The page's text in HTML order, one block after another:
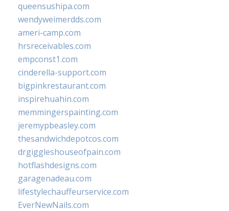
queensushipa.com
wendyweimerdds.com
ameri-camp.com
hrsreceivables.com
empconst1.com
cinderella-support.com
bigpinkrestaurant.com
inspirehuahin.com
memmingerspainting.com
jeremypbeasley.com
thesandwichdepotcos.com
drgiggleshouseofpain.com
hotflashdesigns.com
garagenadeau.com
lifestylechauffeurservice.com
EverNewNails.com